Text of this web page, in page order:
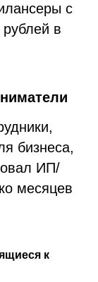
с
в
бизнеса,
ИП/
месяцев
к